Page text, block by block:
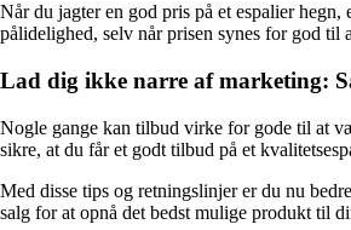
Når du jagter en god pris på et espalier
pålidelighed, selv når prisen synes for god til
Lad dig ikke narre af marketing:
Nogle gange kan tilbud virke for gode til at
sikre, at du får et godt tilbud på et
Med disse tips og retningslinjer er du nu
salg for at opnå det bedst mulige produkt til